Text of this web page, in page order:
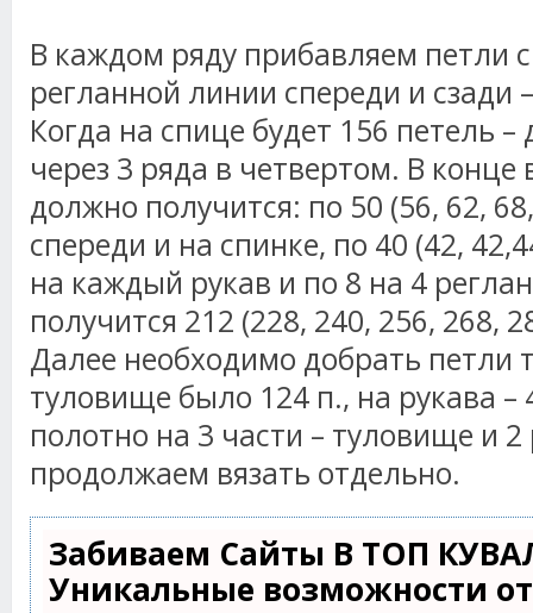
В каждом ряду прибавляем петли
регланной линии спереди и сзади
Когда на спице будет 156 петель
через 3 ряда в четвертом. В конце
должно получится: по 50 (56, 62,
спереди и на спинке, по 40 (42,
на каждый рукав и по 8 на 4
получится 212 (228, 240, 256, 268,
Далее необходимо добрать петли
туловище было 124 п., на рукава –
полотно на 3 части – туловище и 2
продолжаем вязать отдельно.
Забиваем Сайты В ТОП
Уникальные возможности